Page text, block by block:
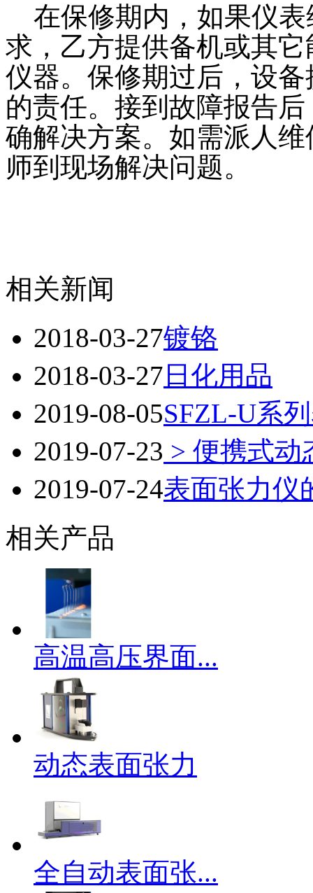
在保修期内，如果仪表
求，乙方提供备机或其
仪器。保修期过后，设
的责任。接到故障报告
确解决方案。如需派人
师到现场解决问题。
相关新闻
2018-03-27镀铬
2018-03-27 日化用品
2019-08-05SFZL-U系
2019-07-23 > 便携式动
2019-07-24表面张力仪
相关产品
高温高压界面...
动态表面张力
全自动表面张...